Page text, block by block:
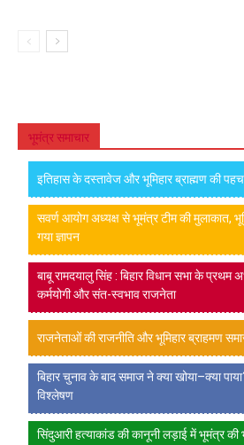
भूमंत्र समाचार
इतिहास के दस्तावेज और भूमिहार ब्राह्मण की
सवर्ण आयोग अध्यक्ष से भूमंत्र टीम की मुलाकात,
गया ज्ञापन
बाबू रामदयालु सिंह : बिहार विधान सभा के प्रथम
कर्मयोगी और संत-स्वभाव राजनेता
राजनेताओं की राजनीति और भूमिहार ब्राहमण
बिहार चुनाव के बाद समाज ने क्या खोया–क्या
विश्लेषण
सिंदुआरी हत्याकांड की कानूनी लड़ाई में भूमंत्र